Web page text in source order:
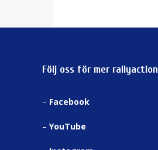
Följ oss för mer rallyaction
– Facebook
– YouTube